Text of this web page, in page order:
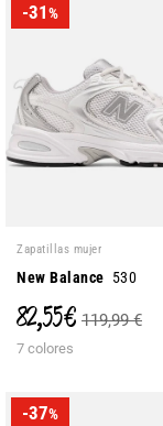
-31%
Zapatillas mujer
New Balance 530
82,55 € 119,99 €
7 colores
-37%